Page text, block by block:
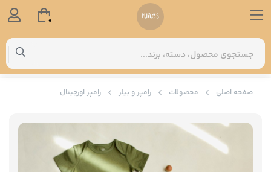
صفحه اصلی محصولات رامپر و بیلر رامپر اورجینال
0